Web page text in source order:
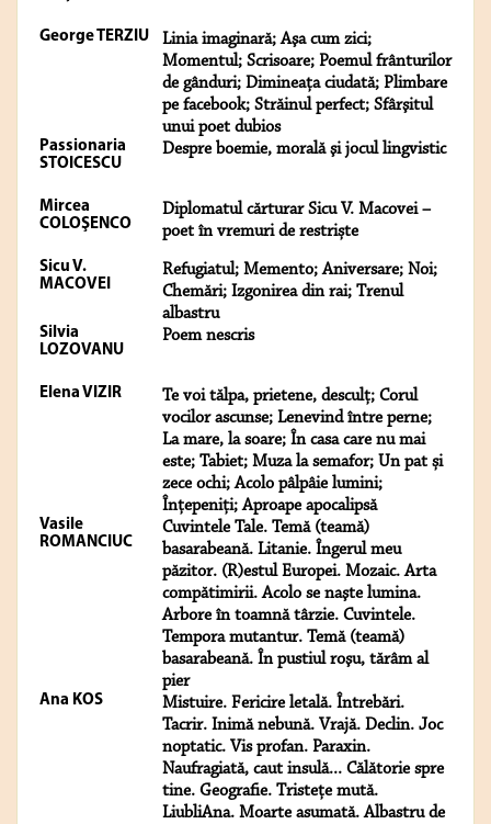
George TERZIU
Linia imaginară; Aşa cum zici;
Momentul; Scrisoare; Poemul frânturilor
de gânduri; Dimineaţa ciudată; Plimbare
pe facebook; Străinul perfect; Sfârşitul
unui poet dubios
Passionaria
STOICESCU
Despre boemie, morală şi jocul lingvistic
Mircea
COLOŞENCO
Diplomatul cărturar Sicu V. Macovei –
poet în vremuri de restriște
Sicu V.
MACOVEI
Refugiatul; Memento; Aniversare; Noi;
Chemări; Izgonirea din rai; Trenul
albastru
Silvia
LOZOVANU
Poem nescris
Elena VIZIR
Te voi tălpa, prietene, desculț; Corul
vocilor ascunse; Lenevind între perne;
La mare, la soare; În casa care nu mai
este; Tabiet; Muza la semafor; Un pat și
zece ochi; Acolo pâlpâie lumini;
Înțepeniți; Aproape apocalipsă
Vasile
ROMANCIUC
Cuvintele Tale. Temă (teamă)
basarabeană. Litanie. Îngerul meu
păzitor. (R)estul Europei. Mozaic. Arta
compătimirii. Acolo se naşte lumina.
Arbore în toamnă târzie. Cuvintele.
Tempora mutantur. Temă (teamă)
basarabeană. În pustiul roşu, tărâm al
pier
Ana KOS
Mistuire. Fericire letală. Întrebări.
Tacrir. Inimă nebună. Vrajă. Declin. Joc
noptatic. Vis profan. Paraxin.
Naufragiată, caut insulă... Călătorie spre
tine. Geografie. Tristeţe mută.
LiubliAna. Moarte asumată. Albastru de